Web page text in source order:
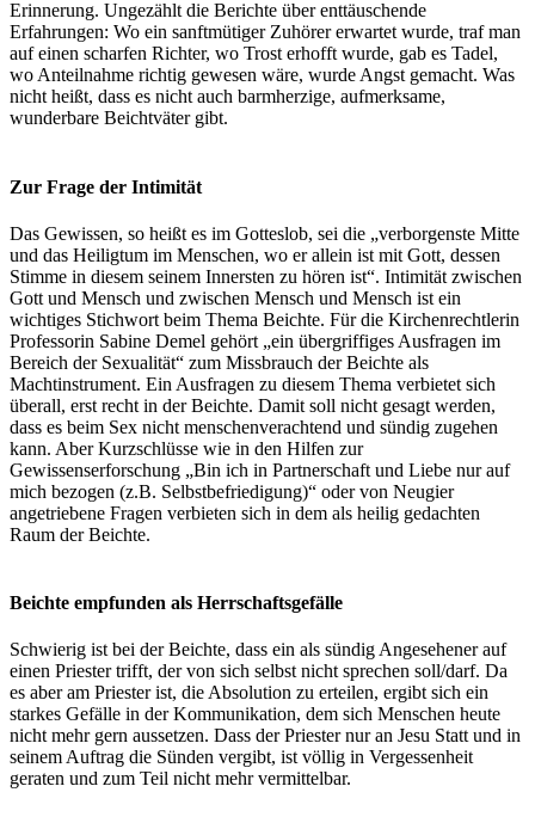
Erinnerung. Ungezählt die Berichte über enttäuschende
Erfahrungen: Wo ein sanftmütiger Zuhörer erwartet wurde, traf man
auf einen scharfen Richter, wo Trost erhofft wurde, gab es Tadel,
wo Anteilnahme richtig gewesen wäre, wurde Angst gemacht. Was
nicht heißt, dass es nicht auch barmherzige, aufmerksame,
wunderbare Beichtväter gibt.
Zur Frage der Intimität
Das Gewissen, so heißt es im Gotteslob, sei die „verborgenste Mitte
und das Heiligtum im Menschen, wo er allein ist mit Gott, dessen
Stimme in diesem seinem Innersten zu hören ist“. Intimität zwischen
Gott und Mensch und zwischen Mensch und Mensch ist ein
wichtiges Stichwort beim Thema Beichte. Für die Kirchenrechtlerin
Professorin Sabine Demel gehört „ein übergriffiges Ausfragen im
Bereich der Sexualität“ zum Missbrauch der Beichte als
Machtinstrument. Ein Ausfragen zu diesem Thema verbietet sich
überall, erst recht in der Beichte. Damit soll nicht gesagt werden,
dass es beim Sex nicht menschenverachtend und sündig zugehen
kann. Aber Kurzschlüsse wie in den Hilfen zur
Gewissenserforschung „Bin ich in Partnerschaft und Liebe nur auf
mich bezogen (z.B. Selbstbefriedigung)“ oder von Neugier
angetriebene Fragen verbieten sich in dem als heilig gedachten
Raum der Beichte.
Beichte empfunden als Herrschaftsgefälle
Schwierig ist bei der Beichte, dass ein als sündig Angesehener auf
einen Priester trifft, der von sich selbst nicht sprechen soll/darf. Da
es aber am Priester ist, die Absolution zu erteilen, ergibt sich ein
starkes Gefälle in der Kommunikation, dem sich Menschen heute
nicht mehr gern aussetzen. Dass der Priester nur an Jesu Statt und in
seinem Auftrag die Sünden vergibt, ist völlig in Vergessenheit
geraten und zum Teil nicht mehr vermittelbar.